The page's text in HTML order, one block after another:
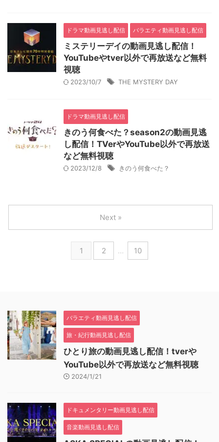
ドラマ動画見逃し配信 バラエティ動画見逃し配信
ミステリーデイの動画見逃し配信！
YouTubeやtver以外で再放送など無料
視聴
2023/10/7 THE MYSTERY DAY
ドラマ動画見逃し配信
きのう何食べた？season2の動画見逃
し配信！TVerやYouTube以外で再放送
など無料視聴
2023/12/8 きのう何食べた？
1 2 … 10
Next »
バラエティ動画見逃し配信
旅・紀行動画見逃し配信
ひとり旅の動画見逃し配信！tverや
YouTube以外で再放送など無料視聴
2024/1/21
ドキュメンタリー動画見逃し配信
音楽動画見逃し配信